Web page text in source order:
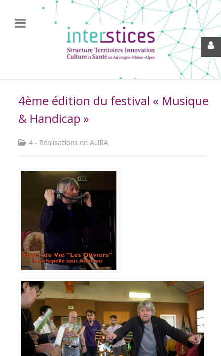
4ème édition du festival « Musique
& Handicap »
4 - Réalisations en AURA